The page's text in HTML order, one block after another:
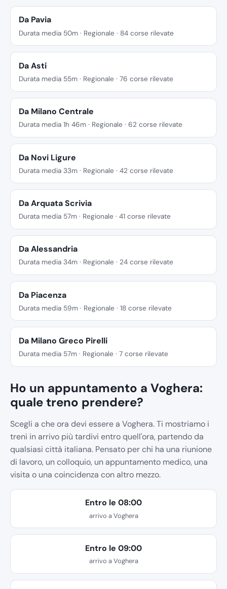
Da Pavia
Durata media 50m · Regionale · 84 corse rilevate
Da Asti
Durata media 55m · Regionale · 76 corse rilevate
Da Milano Centrale
Durata media 1h 46m · Regionale · 62 corse rilevate
Da Novi Ligure
Durata media 33m · Regionale · 42 corse rilevate
Da Arquata Scrivia
Durata media 57m · Regionale · 41 corse rilevate
Da Alessandria
Durata media 34m · Regionale · 24 corse rilevate
Da Piacenza
Durata media 59m · Regionale · 18 corse rilevate
Da Milano Greco Pirelli
Durata media 57m · Regionale · 7 corse rilevate
Ho un appuntamento a Voghera:
quale treno prendere?
Scegli a che ora devi essere a Voghera. Ti mostriamo i
treni in arrivo più tardivi entro quell'ora, partendo da
qualsiasi città italiana. Pensato per chi ha una riunione
di lavoro, un colloquio, un appuntamento medico, una
visita o una coincidenza con altro mezzo.
Entro le 08:00
arrivo a Voghera
Entro le 09:00
arrivo a Voghera